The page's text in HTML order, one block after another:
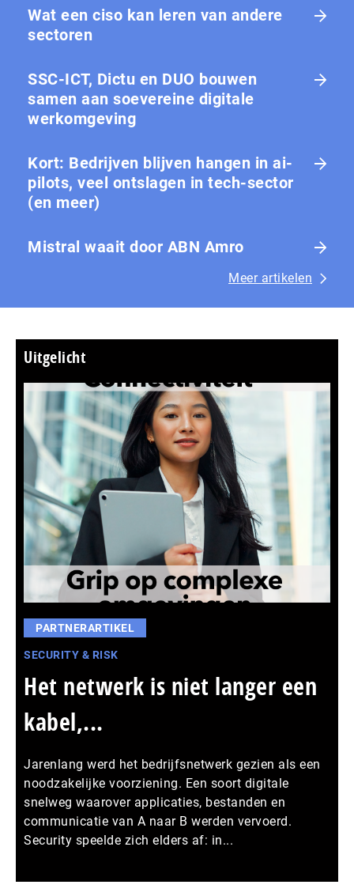
Wat een ciso kan leren van andere
sectoren
SSC-ICT, Dictu en DUO bouwen
samen aan soevereine digitale
werkomgeving
Kort: Bedrijven blijven hangen in ai-
pilots, veel ontslagen in tech-sector
(en meer)
Mistral waait door ABN Amro
Meer artikelen
Uitgelicht
PARTNERARTIKEL
SECURITY & RISK
Het netwerk is niet langer een
kabel,...
Jarenlang werd het bedrijfsnetwerk gezien als een
noodzakelijke voorziening. Een soort digitale
snelweg waarover applicaties, bestanden en
communicatie van A naar B werden vervoerd.
Security speelde zich elders af: in...